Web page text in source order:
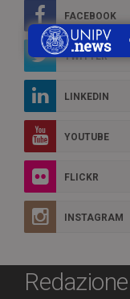
FACEBOOK
TWITTER
LINKEDIN
YOUTUBE
FLICKR
INSTAGRAM
Redazione